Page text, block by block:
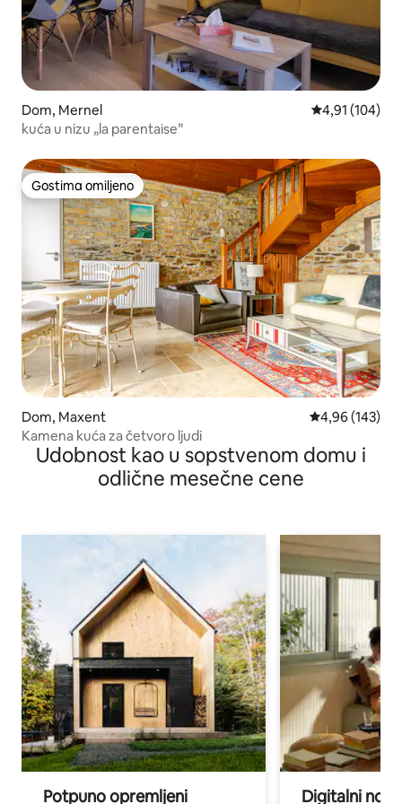
Dom, Mernel Prosečna
4,91 (104)
kuća u nizu „la parentaise”
Gostima omiljeno
Gostima omiljeno
Dom, Maxent Prosečna
4,96 (143)
Kamena kuća za četvoro ljudi
Udobnost kao u sopstvenom domu i
odlične mesečne cene
Potpuno opremljeni Digitalni